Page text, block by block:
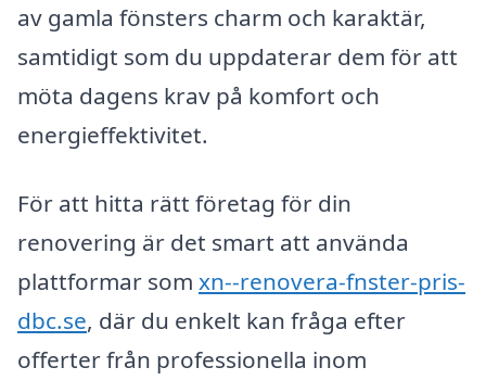
av gamla fönsters charm och karaktär,
samtidigt som du uppdaterar dem för att
möta dagens krav på komfort och
energieffektivitet.
För att hitta rätt företag för din
renovering är det smart att använda
plattformar som xn--renovera-fnster-pris-
dbc.se, där du enkelt kan fråga efter
offerter från professionella inom